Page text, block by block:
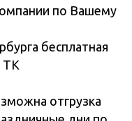
по Вашему
бесплатная
ТК
отгрузка